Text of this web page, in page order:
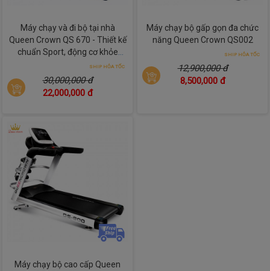
mạch. Việc có sẵn các bài tập giúp người dùng không cần tự
xây dựng kế hoạch mà vẫn đảm bảo tập luyện đúng phương
pháp. Cường độ thay đổi linh hoạt theo từng giai đoạn giúp cơ
thể thích nghi dần, giảm nguy cơ chấn thương và tăng hiệu
Máy chạy và đi bộ tại nhà
Queen Crown QS 670 - Thiết kế
chuẩn Sport, động cơ khỏe
SHIP HỎA TỐC
30,000,000 đ
22,000,000 đ
Máy chạy bộ gấp gọn đa chức
năng Queen Crown QS002
SHIP HỎA TỐC
12,900,000 đ
8,500,000 đ
Máy chạy bộ cao cấp Queen